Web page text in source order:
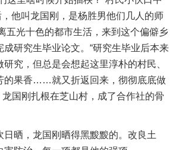
，他叫龙国刚，是杨胜男他们几人的师
五光十色的都市生活，来到这个偏僻乡
研究生毕业论文。“研究生毕业后本来
究，但总是会想起这里淳朴的村民、
的果香……就又折返回来，彻彻底底做
龙国刚扎根在芝山村，成了合作社的骨
日晒，龙国刚晒得黑黢黢的。改良土